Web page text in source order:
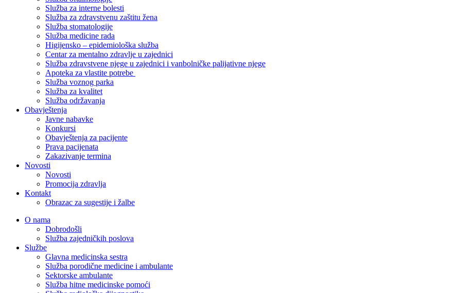
Služba za interne bolesti
Služba za zdravstvenu zaštitu žena
Služba stomatologije
Služba medicine rada
Higijensko – epidemiološka služba
Centar za mentalno zdravlje u zajednici
Služba zdravstvene njege u zajednici i vanbolničke palijativne njege
Apoteka za vlastite potrebe
Služba voznog parka
Služba za kvalitet
Služba održavanja
Obavještenja
Javne nabavke
Konkursi
Obavještenja za pacijente
Prava pacijenata
Zakazivanje termina
Novosti
Novosti
Promocija zdravlja
Kontakt
Obrazac za sugestije i žalbe
O nama
Dobrodošli
Služba zajedničkih poslova
Službe
Glavna medicinska sestra
Služba porodične medicine i ambulante
Sektorske ambulante
Služba hitne medicinske pomoći